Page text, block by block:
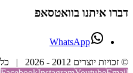
דברו איתנו בוואטסאפ
WhatsApp
© זכויות יוצרים 2012 -
2026 | כל הזכויות שמורות - בתנועה סטודיו למחול וריקוד | בנייה וקידום אתר